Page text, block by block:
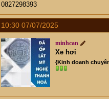
0827298393
10:30 07/07/2025
minhcan
Xe hơi
{Kinh doanh